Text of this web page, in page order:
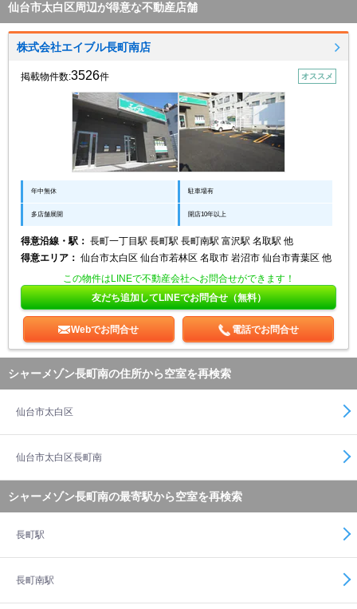
仙台市太白区周辺が得意な不動産店舗
株式会社エイブル長町南店
掲載物件数:3526件 オススメ
年中無休 駐車場有
多店舗展開 開店10年以上
得意沿線・駅： 長町一丁目駅 長町駅 長町南駅 富沢駅 名取駅 他
得意エリア： 仙台市太白区 仙台市若林区 名取市 岩沼市 仙台市青葉区 他
この物件はLINEで不動産会社へお問合せができます！
友だち追加してLINEでお問合せ（無料）
Webでお問合せ 電話でお問合せ
シャーメゾン長町南の住所から空室を再検索
仙台市太白区
仙台市太白区長町南
シャーメゾン長町南の最寄駅から空室を再検索
長町駅
長町南駅